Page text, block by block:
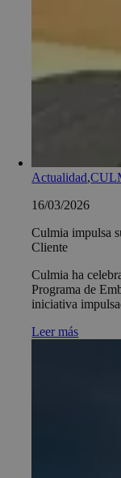
Actualidad,
16/03/2026
Culmia impulsa
Cliente
Culmia ha
Programa de
iniciativa
Leer más